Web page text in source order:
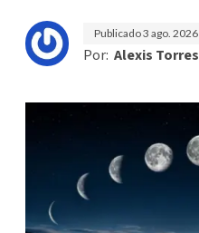
Publicado3 ago. 2026
Por: Alexis Torres